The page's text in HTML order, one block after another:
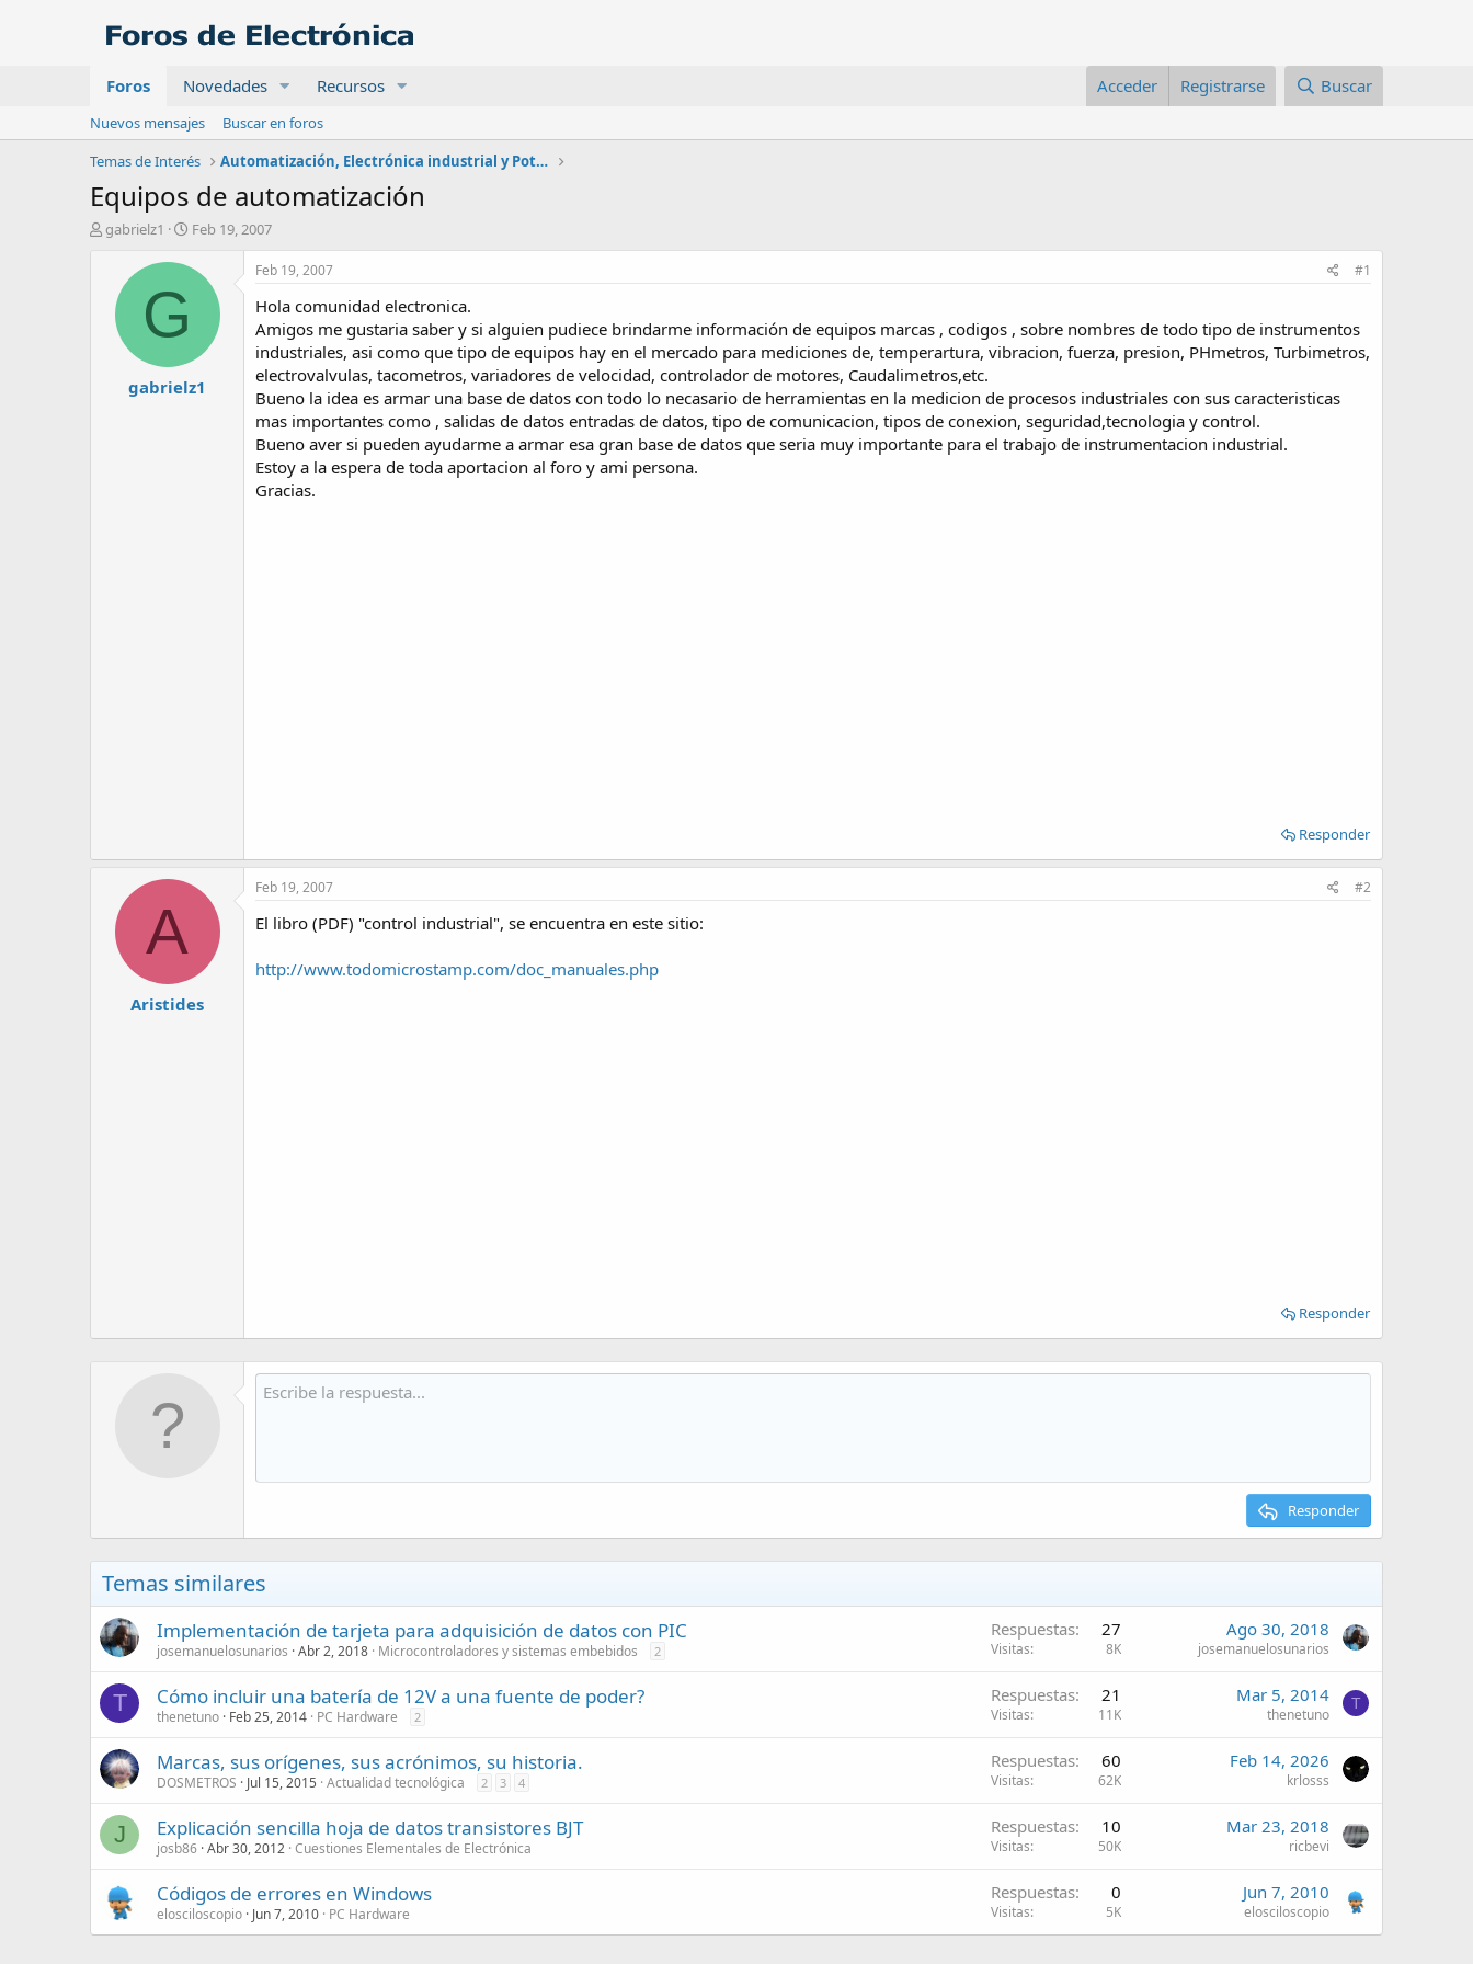
Foros Novedades Recursos Acceder Registrarse Buscar
Nuevos mensajes
Buscar en foros
Temas de Interés
Automatización, Electrónica industrial y Potencia
Equipos de automatización
A
gabrielz1
F
c
i
n
Feb 19, 2007
G
gabrielz1
Feb 19, 2007 #1
Hola comunidad electronica.
Amigos me gustaria saber y si alguien pudiece brindarme información de equipos marcas , codigos , sobre nombres de todo tipo de instrumentos
industriales, asi como que tipo de equipos hay en el mercado para mediciones de, temperartura, vibracion, fuerza, presion, PHmetros, Turbimetros,
electrovalvulas, tacometros, variadores de velocidad, controlador de motores, Caudalimetros,etc.
Bueno la idea es armar una base de datos con todo lo necasario de herramientas en la medicion de procesos industriales con sus caracteristicas
mas importantes como , salidas de datos entradas de datos, tipo de comunicacion, tipos de conexion, seguridad,tecnologia y control.
Bueno aver si pueden ayudarme a armar esa gran base de datos que seria muy importante para el trabajo de instrumentacion industrial.
Estoy a la espera de toda aportacion al foro y ami persona.
Gracias.
Responder
A
Aristides
Feb 19, 2007 #2
El libro (PDF) "control industrial", se encuentra en este sitio:
http://www.todomicrostamp.com/doc_manuales.php
Responder
Responder
Temas similares
Implementación de tarjeta para adquisición de datos con PIC
josemanuelosunarios Abr 2, 2018 Microcontroladores y sistemas embebidos 2
Respuestas 27
Visitas 8K
Ago 30, 2018
josemanuelosunarios
T Cómo incluir una batería de 12V a una fuente de poder?
thenetuno Feb 25, 2014 PC Hardware 2
Respuestas 21
Visitas 11K
Mar 5, 2014
thenetuno
T
Marcas, sus orígenes, sus acrónimos, su historia.
DOSMETROS Jul 15, 2015 Actualidad tecnológica 2 3 4
Respuestas 60
Visitas 62K
Feb 14, 2026
krlosss
J Explicación sencilla hoja de datos transistores BJT
josb86 Abr 30, 2012 Cuestiones Elementales de Electrónica
Respuestas 10
Visitas 50K
Mar 23, 2018
ricbevi
Códigos de errores en Windows
elosciloscopio Jun 7, 2010 PC Hardware
Respuestas 0
Visitas 5K
Jun 7, 2010
elosciloscopio